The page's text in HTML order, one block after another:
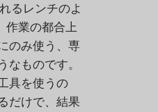
るレンチのよ
作業の都合上
のみ使う、専
なものです。
具を使うの
だけで、結果